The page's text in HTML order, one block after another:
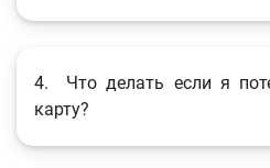
4.
Что делать если я
карту?